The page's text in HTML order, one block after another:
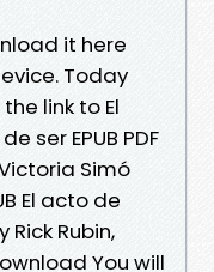
it here
Today
link to El
ser EPUB PDF
Simó
El acto de
Rubin,
You will